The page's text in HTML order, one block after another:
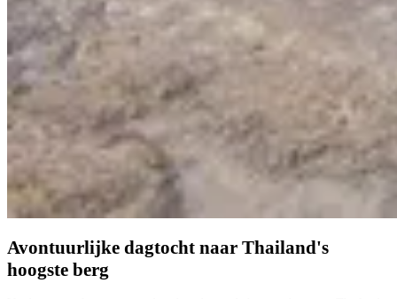
Avontuurlijke dagtocht naar Thailand's
hoogste berg